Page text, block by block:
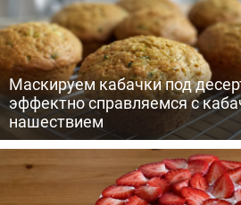
Маскируем кабачки под
эффектно справляемся с
нашествием